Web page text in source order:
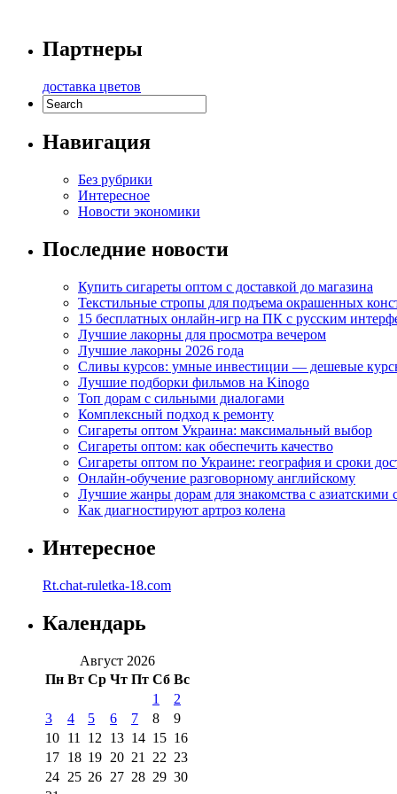
Партнеры
доставка цветов
Навигация
Без рубрики
Интересное
Новости экономики
Последние новости
Купить сигареты оптом с доставкой до магазина
Текстильные стропы для подъема окрашенных
15 бесплатных онлайн-игр на ПК с русским
Лучшие лакорны для просмотра вечером
Лучшие лакорны 2026 года
Сливы курсов: умные инвестиции — дешевые
Лучшие подборки фильмов на Kinogo
Топ дорам с сильными диалогами
Комплексный подход к ремонту
Сигареты оптом Украина: максимальный выбор
Сигареты оптом: как обеспечить качество
Сигареты оптом по Украине: география и сроки
Онлайн-обучение разговорному английскому
Лучшие жанры дорам для знакомства с азиатскими
Как диагностируют артроз колена
Интересное
Rt.chat-ruletka-18.com
Календарь
Август 2026
Пн Вт Ср Чт Пт Сб Вс
1
2
3
4 5 6 7 8
9
10 11 12 13 14 15 16
17 18 19 20 21 22 23
24 25 26 27 28 29 30